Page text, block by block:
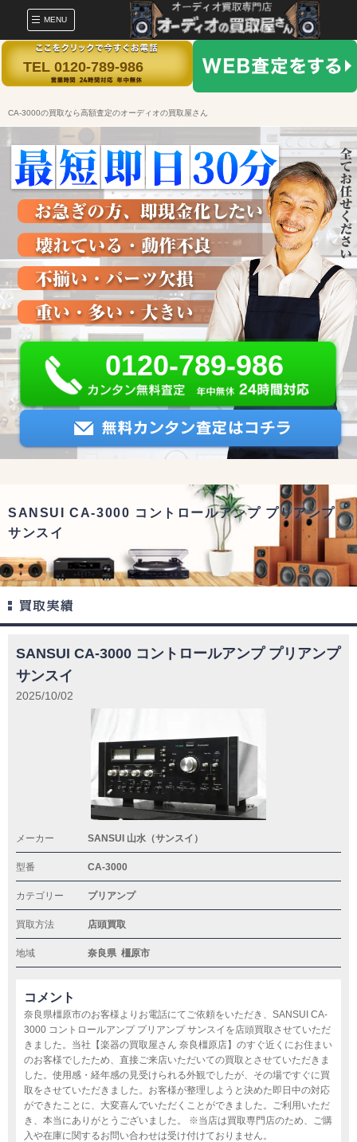
MENU
TEL 0120-789-986
CA-3000の買取なら高額査定のオーディオの買取屋さん
0120-789-986
SANSUI CA-3000 コントロールアンプ プリアンプ
サンスイ
SANSUI CA-3000 コントロールアンプ プリアンプ
サンスイ
2025/10/02
メーカー SANSUI 山水（サンスイ）
型番 CA-3000
カテゴリー プリアンプ
買取方法 店頭買取
地域 奈良県 橿原市
コメント
奈良県橿原市のお客様よりお電話にてご依頼をいただき、SANSUI CA-
3000 コントロールアンプ プリアンプ サンスイを店頭買取させていただ
きました。当社【楽器の買取屋さん 奈良橿原店】のすぐ近くにお住まい
のお客様でしたため、直接ご来店いただいての買取とさせていただきま
した。使用感・経年感の見受けられる外観でしたが、その場ですぐに買
取をさせていただきました。お客様が整理しようと決めた即日中の対応
ができたことに、大変喜んでいただくことができました。ご利用いただ
き、本当にありがとうございました。 ※当店は買取専門店のため、ご購
入や在庫に関するお問い合わせは受け付けておりません。